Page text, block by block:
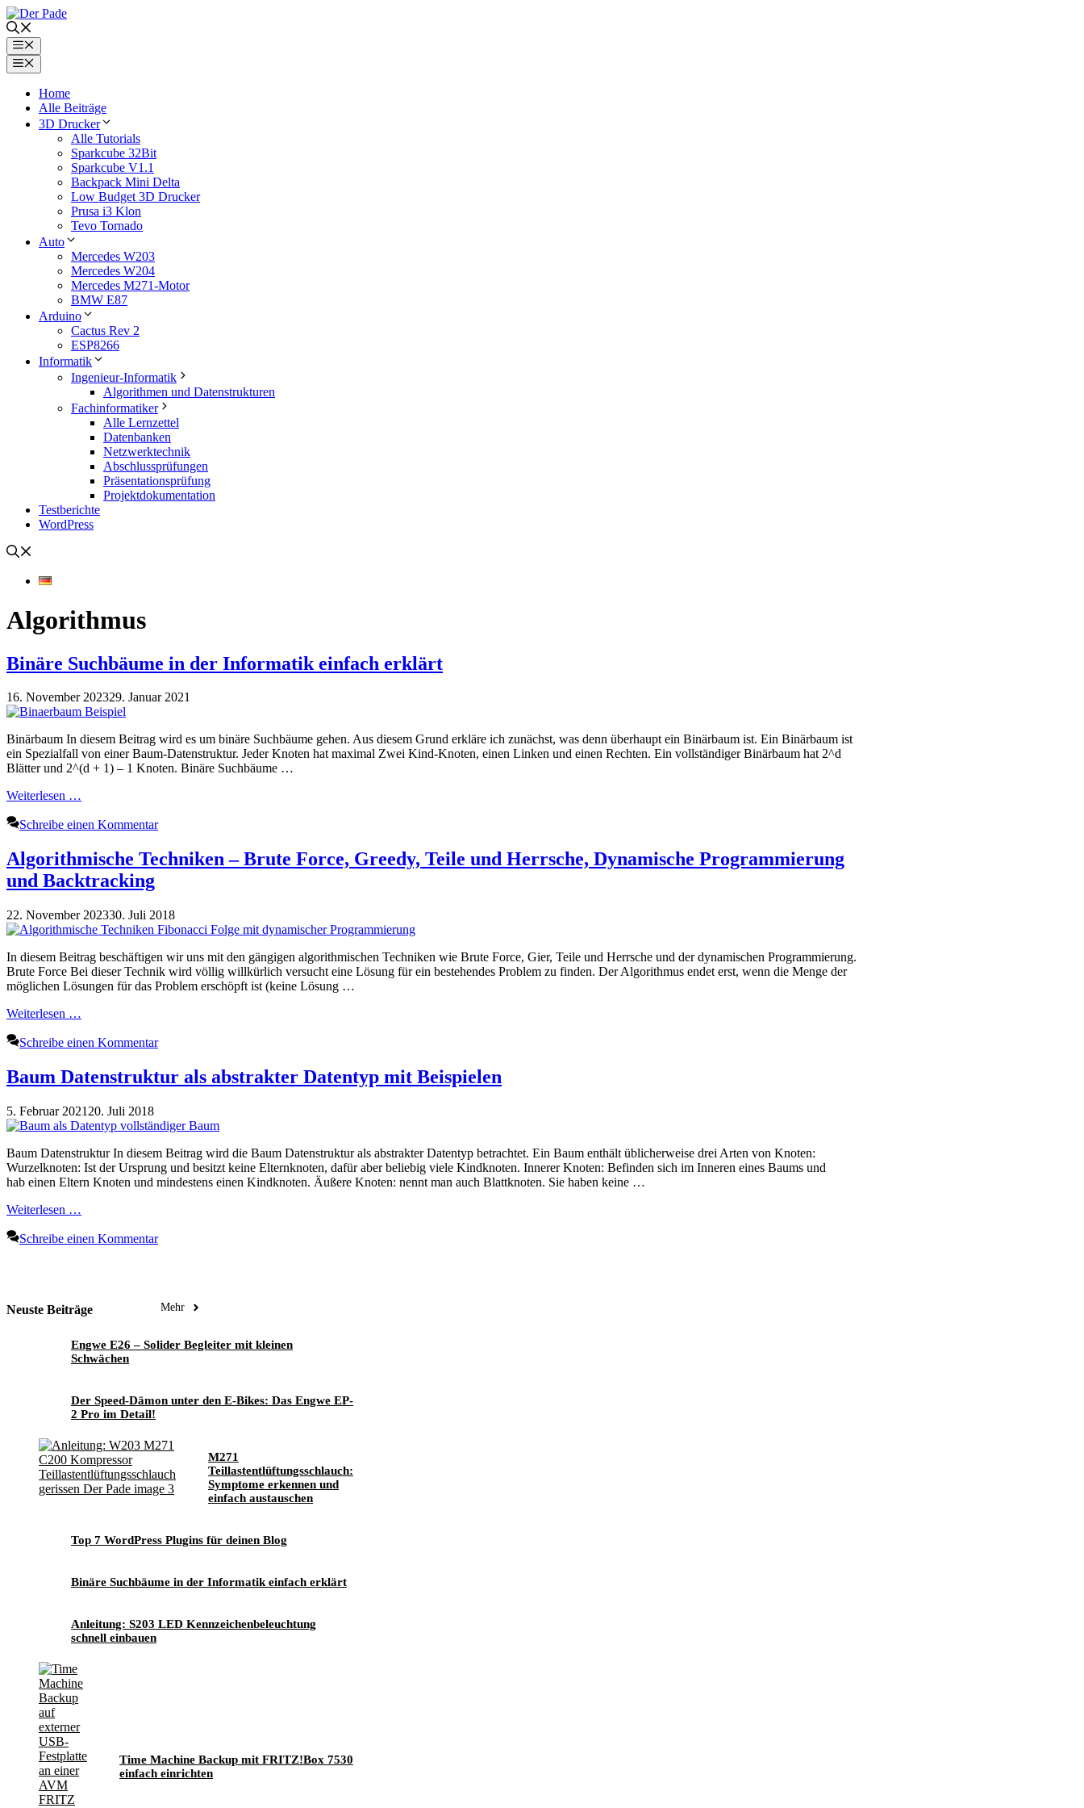
Zum
Inhalt
springenMenü
Menü
Home
Alle Beiträge
3D Drucker
Alle Tutorials
Sparkcube 32Bit
Sparkcube V1.1
Backpack Mini Delta
Low Budget 3D Drucker
Prusa i3 Klon
Tevo Tornado
Auto
Mercedes W203
Mercedes W204
Mercedes M271-Motor
BMW E87
Arduino
Cactus Rev 2
ESP8266
Informatik
Ingenieur-Informatik
Algorithmen und Datenstrukturen
Fachinformatiker
Alle Lernzettel
Datenbanken
Netzwerktechnik
Abschlussprüfungen
Präsentationsprüfung
Projektdokumentation
Testberichte
WordPress
Algorithmus
Binäre Suchbäume in der Informatik einfach erklärt
16. November 202329. Januar 2021
Binärbaum In diesem Beitrag wird es um binäre Suchbäume gehen. Aus diesem Grund erkläre ich zunächst, was denn überhaupt ein Binärbaum ist. Ein Binärbaum ist
ein Spezialfall von einer Baum-Datenstruktur. Jeder Knoten hat maximal Zwei Kind-Knoten, einen Linken und einen Rechten. Ein vollständiger Binärbaum hat 2^d
Blätter und 2^(d + 1) – 1 Knoten. Binäre Suchbäume …
Weiterlesen …
Schreibe einen Kommentar
Algorithmische Techniken – Brute Force, Greedy, Teile und Herrsche, Dynamische Programmierung
und Backtracking
22. November 202330. Juli 2018
In diesem Beitrag beschäftigen wir uns mit den gängigen algorithmischen Techniken wie Brute Force, Gier, Teile und Herrsche und der dynamischen Programmierung.
Brute Force Bei dieser Technik wird völlig willkürlich versucht eine Lösung für ein bestehendes Problem zu finden. Der Algorithmus endet erst, wenn die Menge der
möglichen Lösungen für das Problem erschöpft ist (keine Lösung …
Weiterlesen …
Schreibe einen Kommentar
Baum Datenstruktur als abstrakter Datentyp mit Beispielen
5. Februar 2021 20. Juli 2018
Baum Datenstruktur In diesem Beitrag wird die Baum Datenstruktur als abstrakter Datentyp betrachtet. Ein Baum enthält üblicherweise drei Arten von Knoten:
Wurzelknoten: Ist der Ursprung und besitzt keine Elternknoten, dafür aber beliebig viele Kindknoten. Innerer Knoten: Befinden sich im Inneren eines Baums und
hab einen Eltern Knoten und mindestens einen Kindknoten. Äußere Knoten: nennt man auch Blattknoten. Sie haben keine …
Weiterlesen …
Schreibe einen Kommentar
Neuste Beiträge Mehr
Engwe E26 – Solider Begleiter mit kleinen
Schwächen
Der Speed-Dämon unter den E-Bikes: Das Engwe EP-
2 Pro im Detail!
M271
Teillastentlüftungsschlauch:
Symptome erkennen und
einfach austauschen
Top 7 WordPress Plugins für deinen Blog
Binäre Suchbäume in der Informatik einfach erklärt
Anleitung: S203 LED Kennzeichenbeleuchtung
schnell einbauen
Time Machine Backup mit FRITZ!Box 7530
einfach einrichten